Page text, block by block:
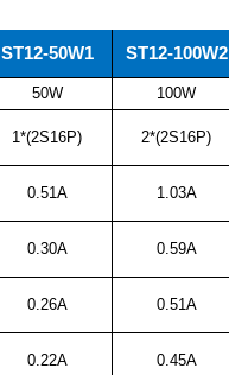
ST12-50W1 ST12-100W2
50W 100W
1*(2S16P) 2*(2S16P)
0.51A 1.03A
0.30A 0.59A
0.26A 0.51A
0.22A 0.45A